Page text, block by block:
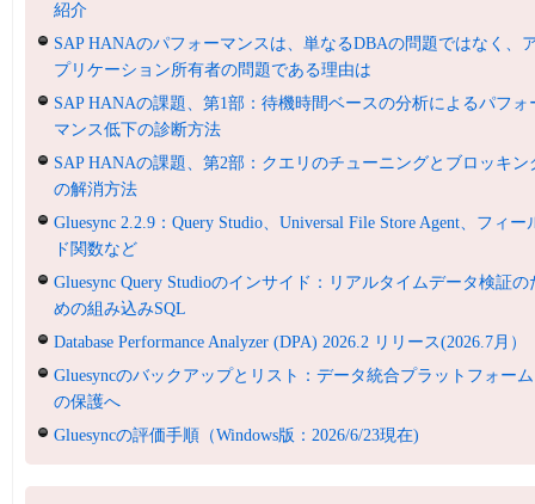
紹介
SAP HANAのパフォーマンスは、単なるDBAの問題ではなく、
プリケーション所有者の問題である理由は
SAP HANAの課題、第1部：待機時間ベースの分析によるパフォ
マンス低下の診断方法
SAP HANAの課題、第2部：クエリのチューニングとブロッキン
の解消方法
Gluesync 2.2.9：Query Studio、Universal File Store Agent、フィー
ド関数など
Gluesync Query Studioのインサイド：リアルタイムデータ検証の
めの組み込みSQL
Database Performance Analyzer (DPA) 2026.2 リリース(2026.7月）
Gluesyncのバックアップとリスト：データ統合プラットフォーム
の保護へ
Gluesyncの評価手順（Windows版：2026/6/23現在)